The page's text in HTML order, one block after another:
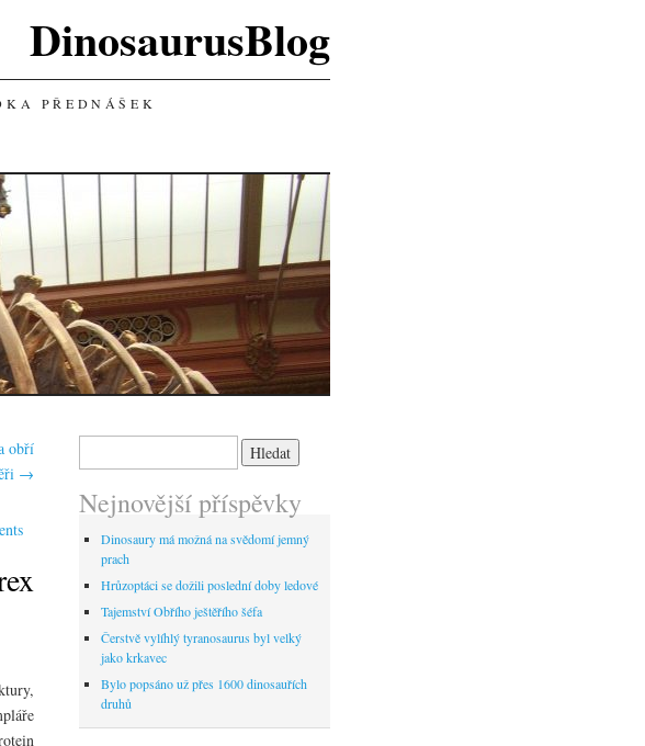
DinosaurusBlog
PŘEDNÁŠEK
obří
→
Nejnovější příspěvky
Dinosaury má možná na svědomí jemný
prach
Hrůzoptáci se dožili poslední doby ledové
Tajemství Obřího ještěřího šéfa
Čerstvě vylíhlý tyranosaurus byl velký
jako krkavec
Bylo popsáno už přes 1600 dinosauřích
druhů